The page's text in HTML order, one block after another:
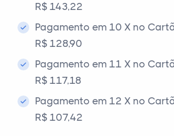
R$ 143,22
Pagamento em 10 X no
R$ 128,90
Pagamento em 11 X no
R$ 117,18
Pagamento em 12 X no
R$ 107,42